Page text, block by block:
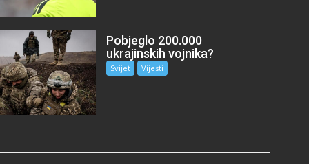
Pobjeglo 200.000
ukrajinskih vojnika?
Svijet Vijesti